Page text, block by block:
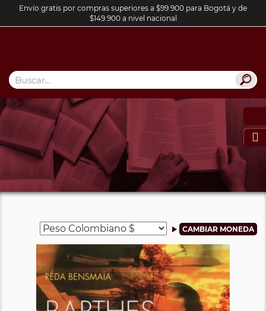
Envío gratis por compras superiores a $99.900 para Bogotá y de
$149.900 a nivel nacional
